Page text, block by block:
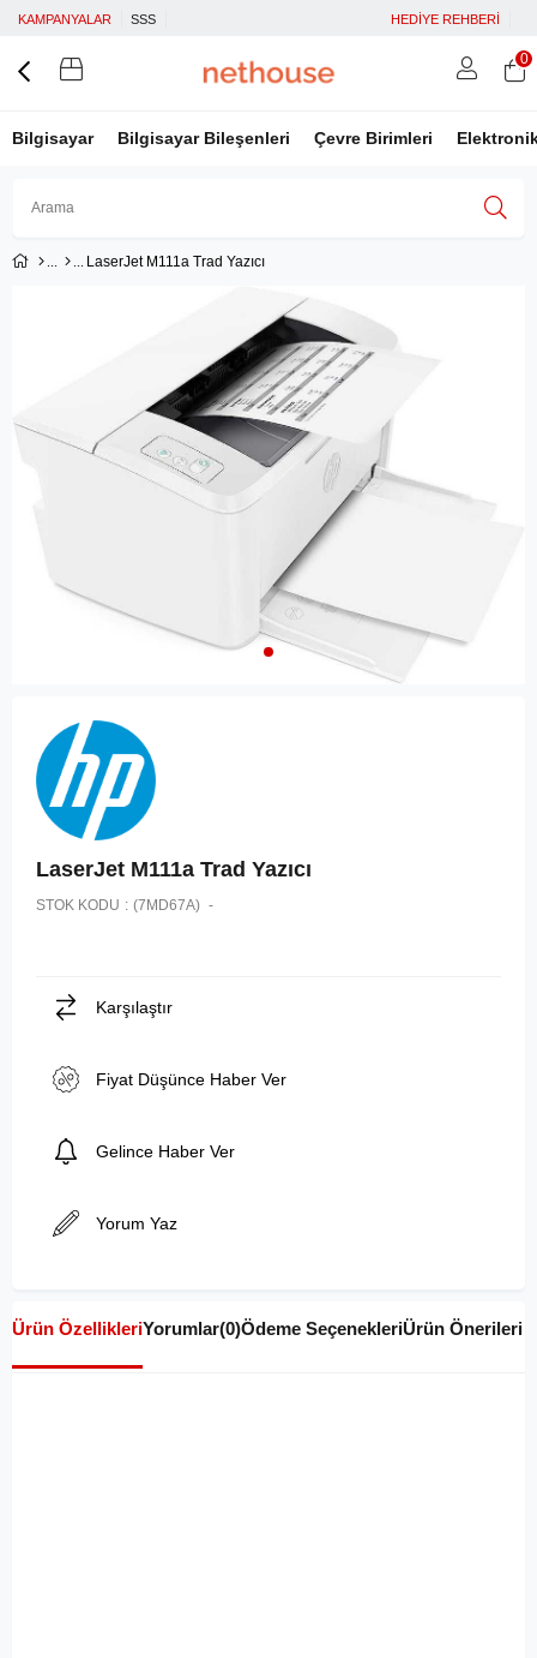
KAMPANYALAR SSS HEDİYE REHBERİ
Bilgisayar Bilgisayar Bileşenleri Çevre Birimleri
Google İle Bağlan
0
LaserJet M111a Trad Yazıcı
LaserJet M111a Trad Yazıcı
STOK KODU (7MD67A)
Karşılaştır
Fiyat Düşünce Haber Ver
Gelince Haber Ver
Yorum Yaz
Ürün ÖzellikleriYorumlar(0)Ödeme SeçenekleriÜrün Önerileri